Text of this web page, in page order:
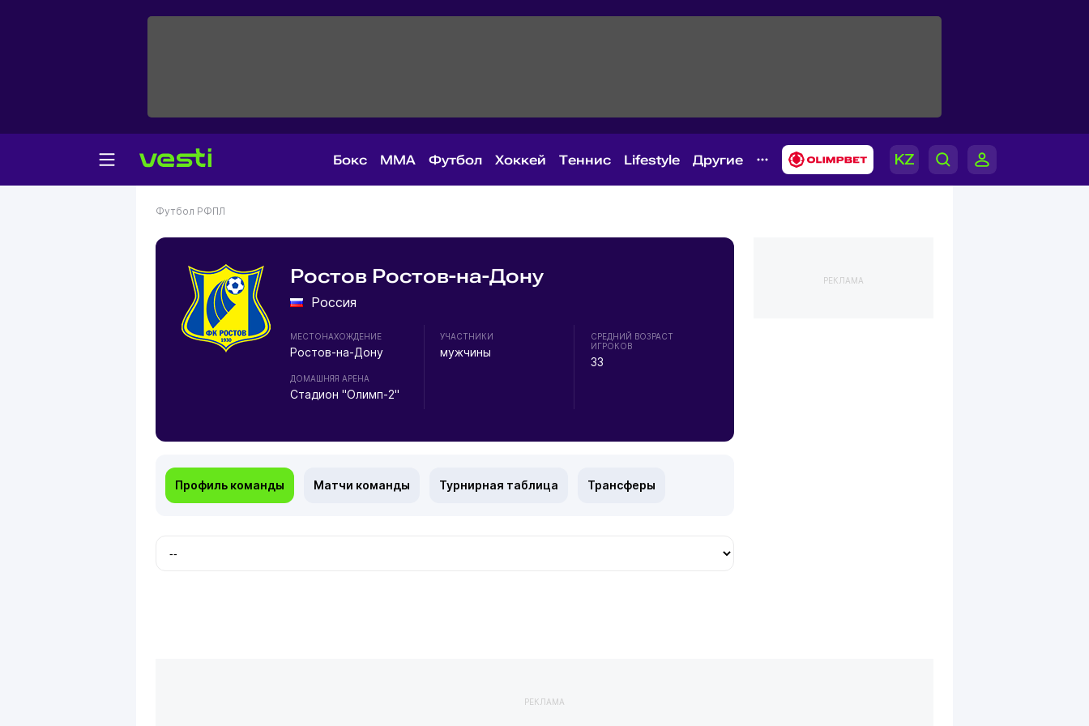
Бокс MMA Футбол Хоккей Теннис Lifestyle Другие
Футбол РФПЛ
Ростов Ростов-на-Дону
Россия
МЕСТОНАХОЖДЕНИЕ
Ростов-на-Дону
ДОМАШНЯЯ АРЕНА
Стадион "Олимп-2"
УЧАСТНИКИ
мужчины
СРЕДНИЙ ВОЗРАСТ
ИГРОКОВ
33
Профиль команды Матчи команды Турнирная таблица Трансферы
РЕКЛАМА
РЕКЛАМА